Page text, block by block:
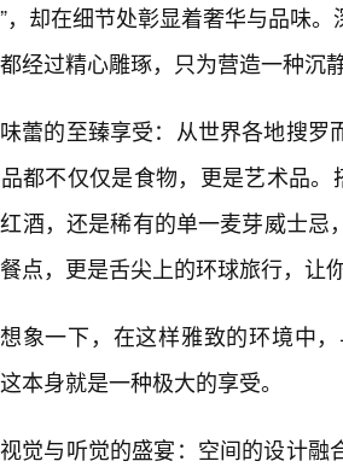
，却在细节处彰显着奢华与品味
经过精心雕琢，只为营造一种沉
味蕾的至臻享受：从世界各地搜
都不仅仅是食物，更是艺术品
酒，还是稀有的单一麦芽威士
点，更是舌尖上的环球旅行，让
想象一下，在这样雅致的环境中
本身就是一种极大的享受。
视觉与听觉的盛宴：空间的设计